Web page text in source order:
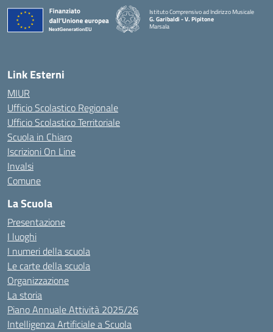
Istituto Comprensivo ad Indirizzo Musicale
G. Garibaldi - V. Pipitone
Marsala
Link Esterni
MIUR
Ufficio Scolastico Regionale
Ufficio Scolastico Territoriale
Scuola in Chiaro
Iscrizioni On Line
Invalsi
Comune
La Scuola
Presentazione
I luoghi
I numeri della scuola
Le carte della scuola
Organizzazione
La storia
Piano Annuale Attività 2025/26
Intelligenza Artificiale a Scuola